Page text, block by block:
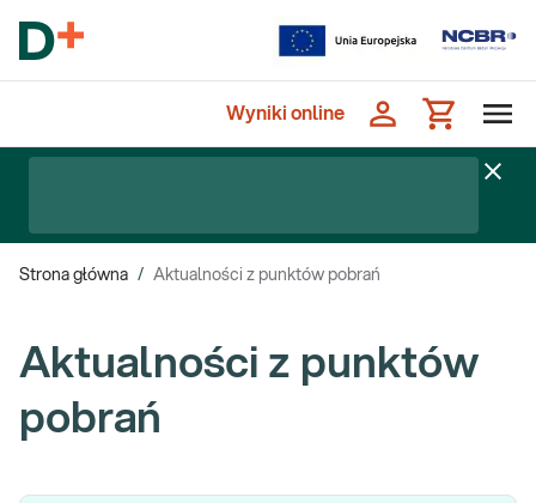
Wyniki online
Strona główna / Aktualności z punktów pobrań
Aktualności z punktów
pobrań